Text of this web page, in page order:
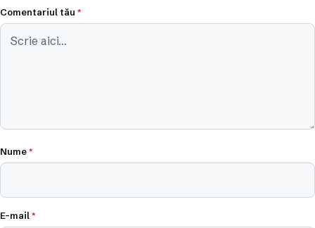
Comentariul tău *
Nume*
E-mail*